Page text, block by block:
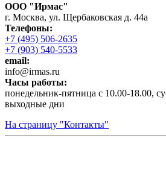
ООО "Ирмас"
г. Москва, ул. Щербаковская д. 44а
Телефоны:
+7 (495) 506-2635
+7 (903) 540-5533
email:
infо@irmas.ru
Часы работы:
понедельник-пятница с 10.00-18.00,
выходные дни
На страницу "Контакты"